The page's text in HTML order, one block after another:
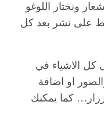
ونختار اللوغو
على نشر بعد كل
كل الاشياء في
او اضافة
كما يمكنك